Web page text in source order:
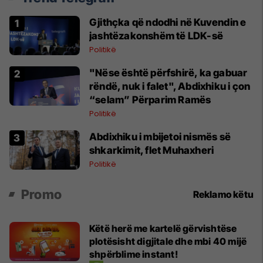
Gjithçka që ndodhi në Kuvendin e
jashtëzakonshëm të LDK-së
Politikë
"Nëse është përfshirë, ka gabuar
rëndë, nuk i falet", Abdixhiku i çon
“selam” Përparim Ramës
Politikë
Abdixhiku i mbijetoi nismës së
shkarkimit, flet Muhaxheri
Politikë
Promo Reklamo këtu
Këtë herë me kartelë gërvishtëse
plotësisht digjitale dhe mbi 40 mijë
shpërblime instant!